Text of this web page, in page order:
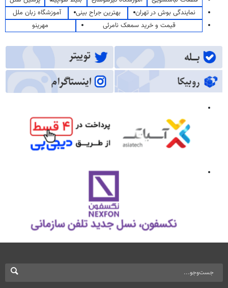
نمایندگی بوش در تهران
بهترین جراح بینی
آموزشگاه زبان ملل
قیمت و خرید سمعک نامرئی
مهرینو